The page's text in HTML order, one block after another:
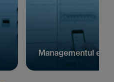
Managementul